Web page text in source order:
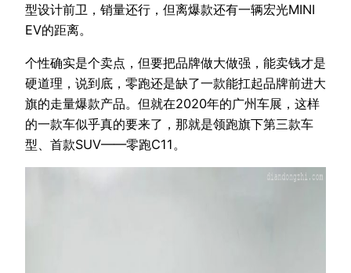
型设计前卫，销量还行，但离爆款还有一辆宏光MINI
EV的距离。
个性确实是个卖点，但要把品牌做大做强，能卖钱才是
硬道理，说到底，零跑还是缺了一款能扛起品牌前进大
旗的走量爆款产品。但就在2020年的广州车展，这样
的一款车似乎真的要来了，那就是领跑旗下第三款车
型、首款SUV——零跑C11。